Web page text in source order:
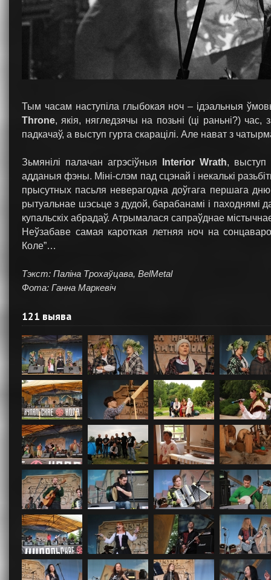
Тым часам наступіла глыбокая ноч – ідэальныя
Throne, якія, нягледзячы на позьні (ці раньні?)
падкачаў, а выступ гурта скарацілі. Але нават з
Зьмянілі палачан агрэсіўныя Interior Wrath, выступ
адданыя фэны. Міні-слэм пад сцэнай і некалькі
прысутных пасьля неверагодна доўгага першага
рытуальнае шэсьце з дудой, барабанамі і паходнямі
купальскіх абрадаў. Атрымалася сапраўднае
Неўзабаве самая кароткая летняя ноч на
Коле”…
Тэкст: Паліна Трохаўцава, BelMetal
Фота: Ганна Маркевіч
121 выява